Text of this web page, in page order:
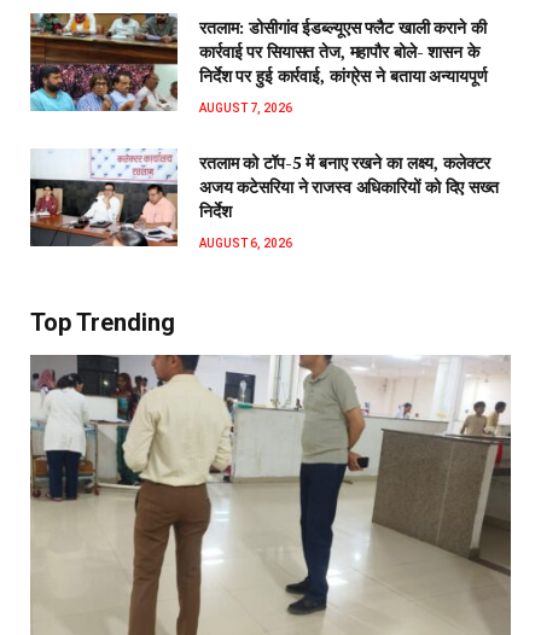
रतलाम: डोसीगांव ईडब्ल्यूएस फ्लैट खाली कराने की
कार्रवाई पर सियासत तेज, महापौर बोले- शासन के
निर्देश पर हुई कार्रवाई, कांग्रेस ने बताया अन्यायपूर्ण
AUGUST 7, 2026
रतलाम को टॉप-5 में बनाए रखने का लक्ष्य, कलेक्टर
अजय कटेसरिया ने राजस्व अधिकारियों को दिए सख्त
निर्देश
AUGUST 6, 2026
Top Trending